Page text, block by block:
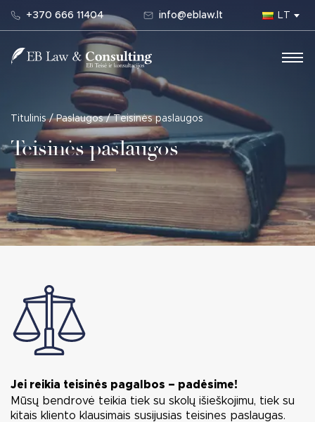
+370 666 11404 info@eblaw.lt LT
Main Navigation
Titulinis / Paslaugos / Teisinės paslaugos
Teisinės paslaugos
Jei reikia teisinės pagalbos – padėsime!
Mūsų bendrovė teikia tiek su skolų išieškojimu, tiek su
kitais kliento klausimais susijusias teisines paslaugas.